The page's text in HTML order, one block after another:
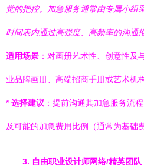
觉的把控。加急服务通常由专属小组
时间表内通过高强度、高频率的沟通推
适用场景 ：对画册艺术性、创意性及
业品牌画册、高端招商手册或艺术机
* 选择建议 ：提前沟通其加急服务流
及可能的加急费用比例（通常为基础
3. 自由职业设计师网络/精英团队